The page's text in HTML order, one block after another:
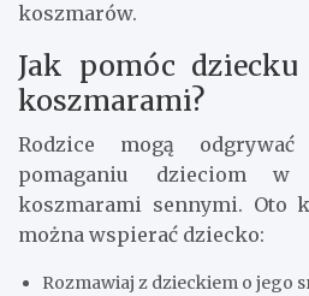
koszmarów.
Jak pomóc
koszmarami?
Rodzice mogą
pomaganiu dzieciom
koszmarami sennymi. Oto
można wspierać dziecko:
Rozmawiaj z dzieckiem o jego